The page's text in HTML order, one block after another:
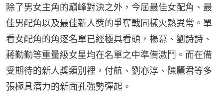
除了男女主角的巔峰對決之外，今屆最佳女配角、最
佳男配角以及最佳新人獎的爭奪戰同樣火熱異常。單
看女配角的角逐名單已經極具看頭，楊冪、劉詩詩、
蔣勤勤等重量級女星均在名單之中準備激鬥。而在備
受期待的新人獎類別裡，付航、劉亦淳、陳麗君等多
張極具潛力的新面孔強勢彈起。